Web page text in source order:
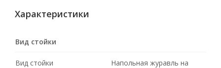
Характеристики
Вид стойки
Вид стойки
Напольная журавль на